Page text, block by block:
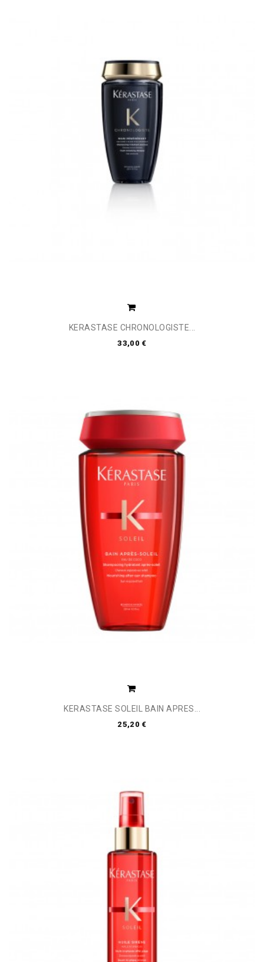
KERASTASE CHRONOLOGISTE...
33,00 €
KERASTASE SOLEIL BAIN APRES...
25,20 €